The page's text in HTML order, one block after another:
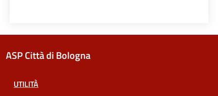
ASP Città di Bologna
UTILITÀ